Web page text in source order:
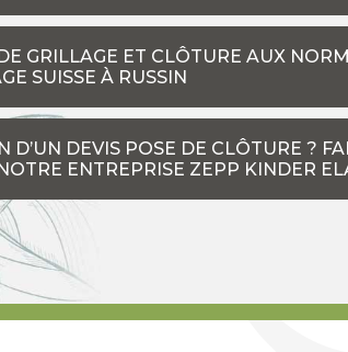
GRILLAGE ET CLÔTURE AUX
SUISSE À RUSSIN
D’UN DEVIS POSE DE CLÔTURE ?
ENTREPRISE ZEPP KINDER